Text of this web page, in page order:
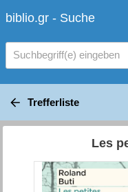
biblio.gr - Suche
Suchbegriff(e) eingeben
Trefferliste
Les